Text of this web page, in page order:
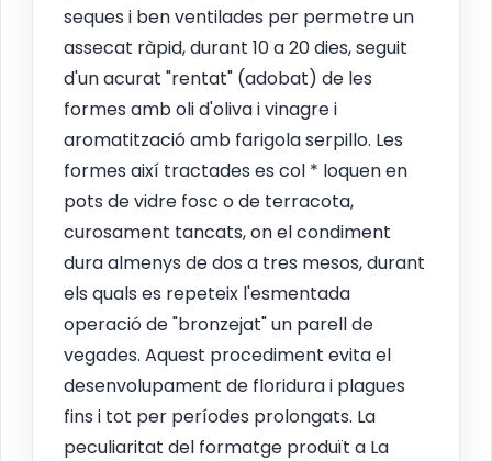
seques i ben ventilades per permetre un
assecat ràpid, durant 10 a 20 dies, seguit
d'un acurat "rentat" (adobat) de les
formes amb oli d'oliva i vinagre i
aromatització amb farigola serpillo. Les
formes així tractades es col * loquen en
pots de vidre fosc o de terracota,
curosament tancats, on el condiment
dura almenys de dos a tres mesos, durant
els quals es repeteix l'esmentada
operació de "bronzejat" un parell de
vegades. Aquest procediment evita el
desenvolupament de floridura i plagues
fins i tot per períodes prolongats. La
peculiaritat del formatge produït a La